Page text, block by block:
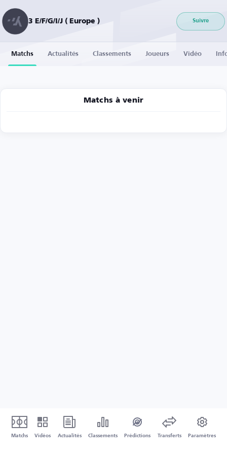
3 E/F/G/I/J ( Europe ) Suivre
Matchs Actualités Classements Joueurs Vidéo
Matchs à venir
Matchs Vidéos Actualités Classements Prédictions Transferts Paramètres